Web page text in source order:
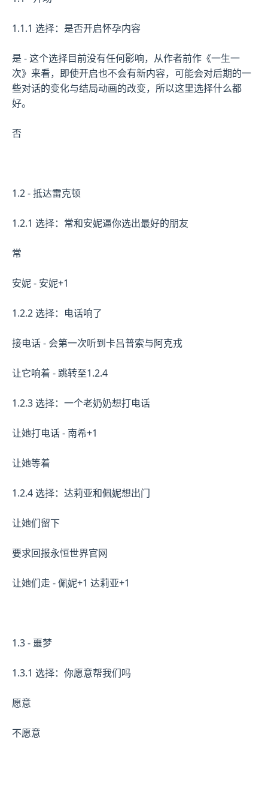
1.1.1 选择：是否开启怀孕内容
是 - 这个选择目前没有任何影响，从作者前作《一生一
次》来看，即使开启也不会有新内容，可能会对后期的一
些对话的变化与结局动画的改变，所以这里选择什么都
好。
否
1.2 - 抵达雷克顿
1.2.1 选择：常和安妮逼你选出最好的朋友
常
安妮 - 安妮+1
1.2.2 选择：电话响了
接电话 - 会第一次听到卡吕普索与阿克戎
让它响着 - 跳转至1.2.4
1.2.3 选择：一个老奶奶想打电话
让她打电话 - 南希+1
让她等着
1.2.4 选择：达莉亚和佩妮想出门
让她们留下
要求回报永恒世界官网
让她们走 - 佩妮+1 达莉亚+1
1.3 - 噩梦
1.3.1 选择：你愿意帮我们吗
愿意
不愿意